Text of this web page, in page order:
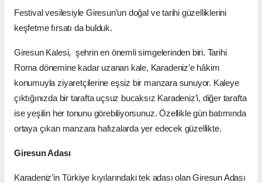
Festival vesilesiyle Giresun’un doğal ve tarihi güzelliklerini
keşfetme fırsatı da bulduk.
Giresun Kalesi, şehrin en önemli simgelerinden biri. Tarihi
Roma dönemine kadar uzanan kale, Karadeniz’e hâkim
konumuyla ziyaretçilerine eşsiz bir manzara sunuyor. Kaleye
çıktığınızda bir tarafta uçsuz bucaksız Karadeniz’i, diğer tarafta
ise yeşilin her tonunu görebiliyorsunuz. Özellikle gün batımında
ortaya çıkan manzara hafızalarda yer edecek güzellikte.
Giresun Adası
Karadeniz’in Türkiye kıyılarındaki tek adası olan Giresun Adası